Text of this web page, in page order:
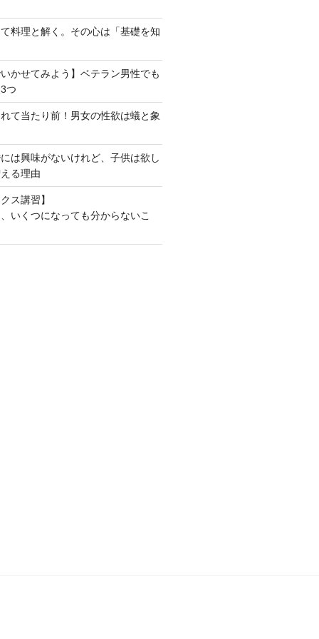
料理と解く。その心は「基礎を知
かせてみよう】ベテラン男性でも
つ
て当たり前！男女の性欲は蟻と象
は興味がないけれど、子供は欲し
る理由
ス講習】
いくつになっても分からないこ